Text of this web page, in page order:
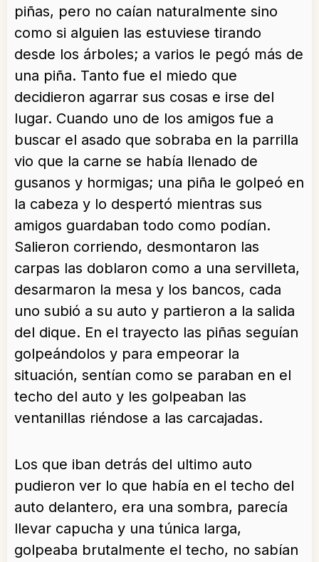
piñas, pero no caían naturalmente sino
como si alguien las estuviese tirando
desde los árboles; a varios le pegó más de
una piña. Tanto fue el miedo que
decidieron agarrar sus cosas e irse del
lugar. Cuando uno de los amigos fue a
buscar el asado que sobraba en la parrilla
vio que la carne se había llenado de
gusanos y hormigas; una piña le golpeó en
la cabeza y lo despertó mientras sus
amigos guardaban todo como podían.
Salieron corriendo, desmontaron las
carpas las doblaron como a una servilleta,
desarmaron la mesa y los bancos, cada
uno subió a su auto y partieron a la salida
del dique. En el trayecto las piñas seguían
golpeándolos y para empeorar la
situación, sentían como se paraban en el
techo del auto y les golpeaban las
ventanillas riéndose a las carcajadas.
Los que iban detrás del ultimo auto
pudieron ver lo que había en el techo del
auto delantero, era una sombra, parecía
llevar capucha y una túnica larga,
golpeaba brutalmente el techo, no sabían